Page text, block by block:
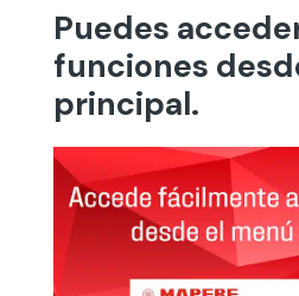
Puedes
funciones
principal.